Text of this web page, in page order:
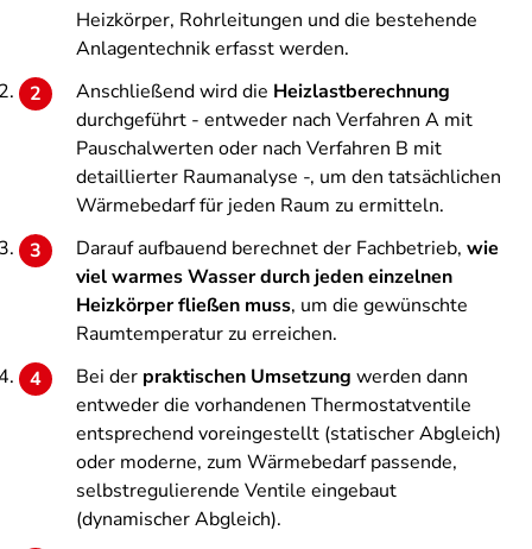
Heizkörper, Rohrleitungen und die bestehende
Anlagentechnik erfasst werden.
Anschließend wird die Heizlastberechnung
durchgeführt - entweder nach Verfahren A mit
Pauschalwerten oder nach Verfahren B mit
detaillierter Raumanalyse -, um den tatsächlichen
Wärmebedarf für jeden Raum zu ermitteln.
Darauf aufbauend berechnet der Fachbetrieb, wie
viel warmes Wasser durch jeden einzelnen
Heizkörper fließen muss, um die gewünschte
Raumtemperatur zu erreichen.
Bei der praktischen Umsetzung werden dann
entweder die vorhandenen Thermostatventile
entsprechend voreingestellt (statischer Abgleich)
oder moderne, zum Wärmebedarf passende,
selbstregulierende Ventile eingebaut
(dynamischer Abgleich).